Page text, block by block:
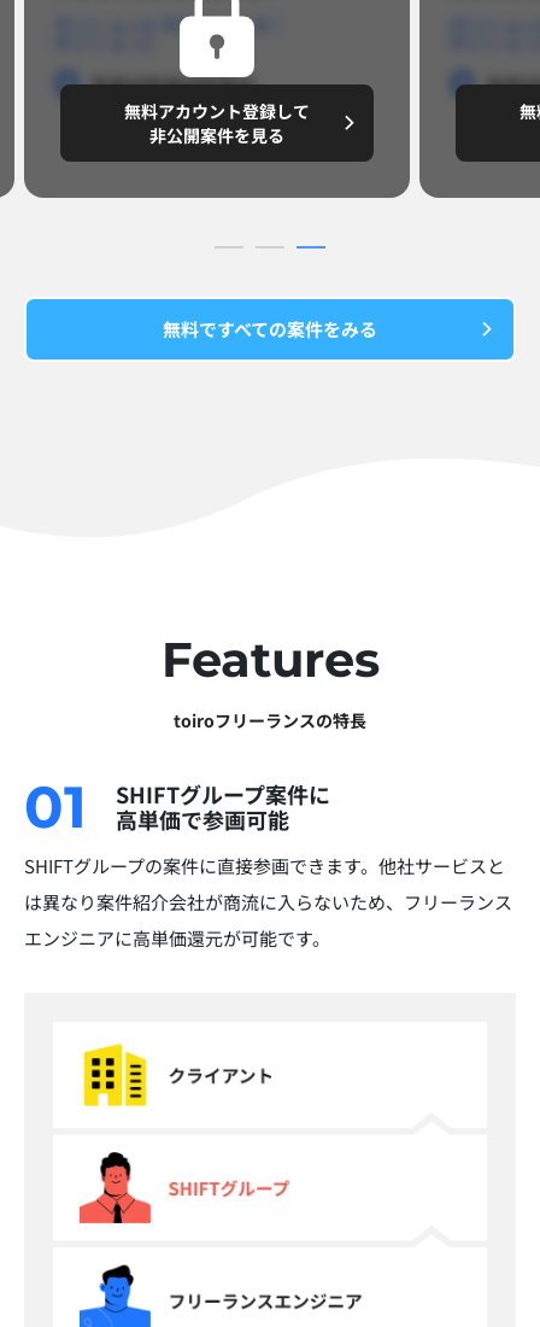
ポジションB
勤務地勤務地勤務地
～8,888,8888円/月
無料アカウント登録して
非公開案件を見る
勤務地
無料ですべての案件をみる
Features
toiroフリーランスの特長
01
SHIFTグループ案件に
高単価で参画可能
SHIFTグループの案件に直接参画できます。他社サービスと
は異なり案件紹介会社が商流に入らないため、フリーランス
エンジニアに高単価還元が可能です。​​